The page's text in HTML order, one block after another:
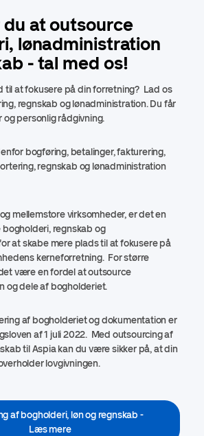
du at outsource
lønadministration
- tal med os!
til at fokusere på din forretning? Lad os
regnskab og lønadministration. Du får
personlig rådgivning.
bogføring, betalinger, fakturering,
regnskab og lønadministration
mellemstore virksomheder, er det en
regnskab og
at skabe mere plads til at fokusere på
kerneforretning. For større
være en fordel at outsource
og dele af bogholderiet.
af bogholderiet og dokumentation er
af 1 juli 2022. Med outsourcing af
til Aspia kan du være sikker på, at din
lovgivningen.
af bogholderi, løn og regnskab -
Læs mere